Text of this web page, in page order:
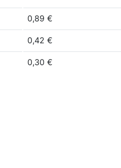
0,89 €
0,42 €
0,30 €